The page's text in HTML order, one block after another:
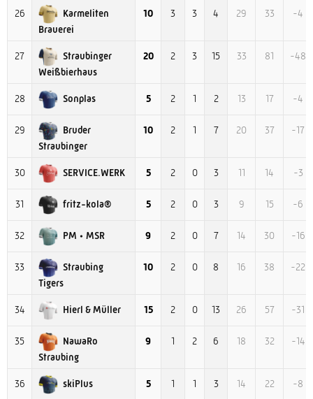
26
Karmeliten
Brauerei
10 3 3 4 29 33 -4
27
Straubinger
Weißbierhaus
20 2 3 15 33 81 -48
28 Sonplas 5 2 1 2 13 17 -4
29
Bruder
Straubinger
10 2 1 7 20 37 -17
30 SERVICE.WERK 5 2 0 3 11 14 -3
31 fritz-kola® 5 2 0 3 9 15 -6
32 PM • MSR 9 2 0 7 14 30 -16
33
Straubing
Tigers
10 2 0 8 16 38 -22
34 Hierl & Müller 15 2 0 13 26 57 -31
35
NawaRo
Straubing
9 1 2 6 18 32 -14
36 skiPlus 5 1 1 3 14 22 -8